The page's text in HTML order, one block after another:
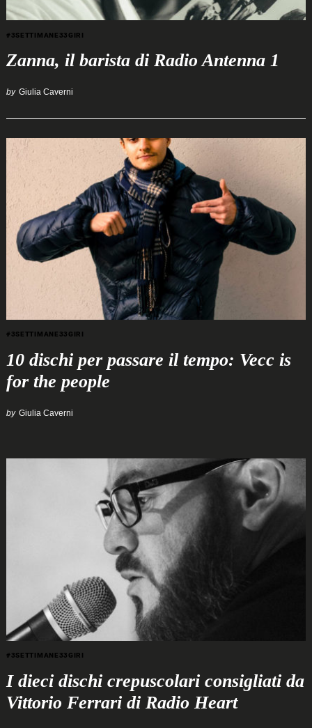
#3SETTIMANE33GIRI
Zanna, il barista di Radio Antenna 1
by Giulia Caverni
#3SETTIMANE33GIRI
10 dischi per passare il tempo: Vecc is
for the people
by Giulia Caverni
#3SETTIMANE33GIRI
I dieci dischi crepuscolari consigliati da
Vittorio Ferrari di Radio Heart